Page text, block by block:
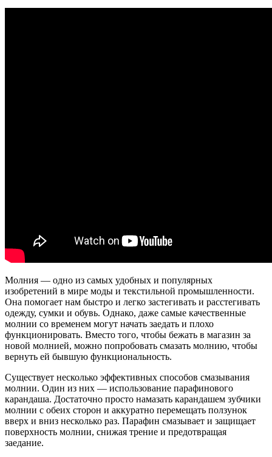
Молния — одно из самых удобных и популярных
изобретений в мире моды и текстильной промышленности.
Она помогает нам быстро и легко застегивать и расстегивать
одежду, сумки и обувь. Однако, даже самые качественные
молнии со временем могут начать заедать и плохо
функционировать. Вместо того, чтобы бежать в магазин за
новой молнией, можно попробовать смазать молнию, чтобы
вернуть ей бывшую функциональность.
Существует несколько эффективных способов смазывания
молнии. Один из них — использование парафинового
карандаша. Достаточно просто намазать карандашем зубчики
молнии с обеих сторон и аккуратно перемещать ползунок
вверх и вниз несколько раз. Парафин смазывает и защищает
поверхность молнии, снижая трение и предотвращая
заедание.